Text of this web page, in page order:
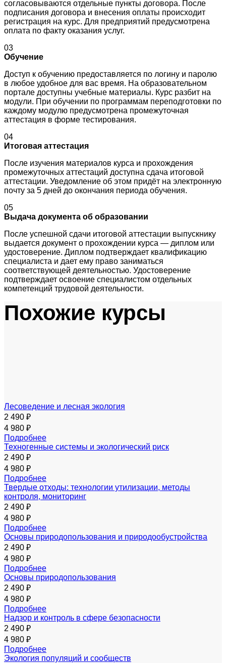
согласовываются отдельные пункты договора. После
подписания договора и внесения оплаты происходит
регистрация на курс. Для предприятий предусмотрена
оплата по факту оказания услуг.
03
Обучение
Доступ к обучению предоставляется по логину и паролю
в любое удобное для вас время. На образовательном
портале доступны учебные материалы. Курс разбит на
модули. При обучении по программам переподготовки по
каждому модулю предусмотрена промежуточная
аттестация в форме тестирования.
04
Итоговая аттестация
После изучения материалов курса и прохождения
промежуточных аттестаций доступна сдача итоговой
аттестации. Уведомление об этом придёт на электронную
почту за 5 дней до окончания периода обучения.
05
Выдача документа об образовании
После успешной сдачи итоговой аттестации выпускнику
выдается документ о прохождении курса — диплом или
удостоверение. Диплом подтверждает квалификацию
специалиста и дает ему право заниматься
соответствующей деятельностью. Удостоверение
подтверждает освоение специалистом отдельных
компетенций трудовой деятельности.
Похожие курсы
Лесоведение и лесная экология
2 490 ₽
4 980 ₽
Подробнее
Техногенные системы и экологический риск
2 490 ₽
4 980 ₽
Подробнее
Твердые отходы: технологии утилизации, методы
контроля, мониторинг
2 490 ₽
4 980 ₽
Подробнее
Основы природопользования и природообустройства
2 490 ₽
4 980 ₽
Подробнее
Основы природопользования
2 490 ₽
4 980 ₽
Подробнее
Надзор и контроль в сфере безопасности
2 490 ₽
4 980 ₽
Подробнее
Экология популяций и сообществ